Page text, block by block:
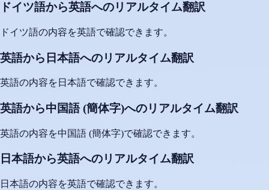
ドイツ語から英語へのリアルタイム翻訳
ドイツ語の内容を英語で確認できます。
英語から日本語へのリアルタイム翻訳
英語の内容を日本語で確認できます。
英語から中国語 (簡体字)へのリアルタイム翻訳
英語の内容を中国語 (簡体字)で確認できます。
日本語から英語へのリアルタイム翻訳
日本語の内容を英語で確認できます。